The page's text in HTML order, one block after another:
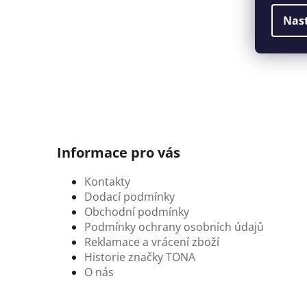
Informace pro vás
Kontakty
Dodací podmínky
Obchodní podmínky
Podmínky ochrany osobních údajů
Reklamace a vrácení zboží
Historie značky TONA
O nás